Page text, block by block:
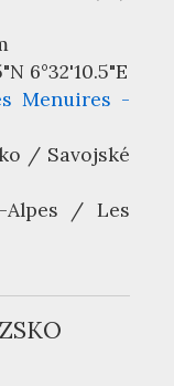
6°32'10.5"E
Menuires -
/ Savojské
Alpes / Les